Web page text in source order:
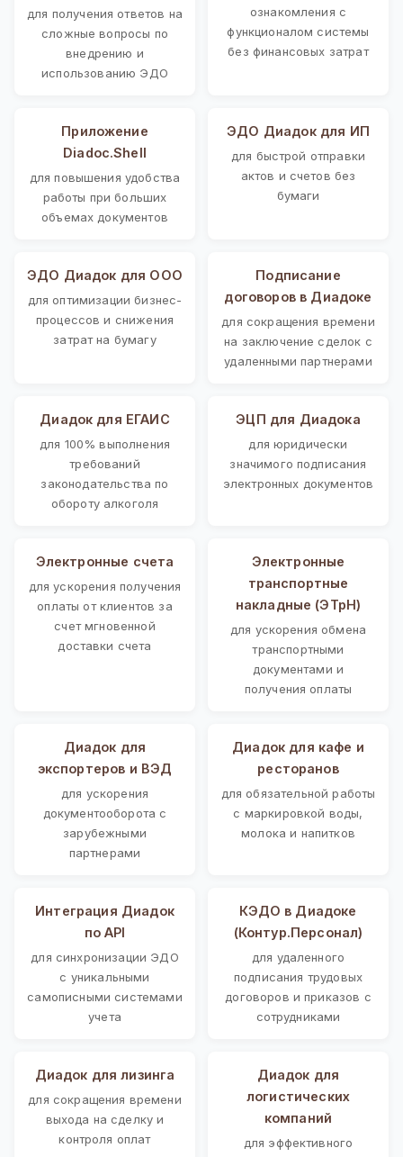
для получения ответов на
сложные вопросы по
внедрению и
использованию ЭДО
ознакомления с
функционалом системы
без финансовых затрат
Приложение
Diadoc.Shell
для повышения удобства
работы при больших
объемах документов
ЭДО Диадок для ИП
для быстрой отправки
актов и счетов без
бумаги
ЭДО Диадок для ООО
для оптимизации бизнес-
процессов и снижения
затрат на бумагу
Подписание
договоров в Диадоке
для сокращения времени
на заключение сделок с
удаленными партнерами
Диадок для ЕГАИС
для 100% выполнения
требований
законодательства по
обороту алкоголя
ЭЦП для Диадока
для юридически
значимого подписания
электронных документов
Электронные счета
для ускорения получения
оплаты от клиентов за
счет мгновенной
доставки счета
Электронные
транспортные
накладные (ЭТрН)
для ускорения обмена
транспортными
документами и
получения оплаты
Диадок для
экспортеров и ВЭД
для ускорения
документооборота с
зарубежными
партнерами
Диадок для кафе и
ресторанов
для обязательной работы
с маркировкой воды,
молока и напитков
Интеграция Диадок
по API
для синхронизации ЭДО
с уникальными
самописными системами
учета
КЭДО в Диадоке
(Контур.Персонал)
для удаленного
подписания трудовых
договоров и приказов с
сотрудниками
Диадок для лизинга
для сокращения времени
выхода на сделку и
контроля оплат
Диадок для
логистических
компаний
для эффективного